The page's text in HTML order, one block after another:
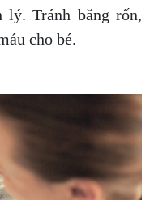
lý. Tránh băng rốn,
cho bé.